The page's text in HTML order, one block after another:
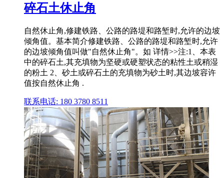
碎石土休止角
自然休止角,修建铁路、公路的路堤和路堑时,允许的边坡
倾角值。基本简介修建铁路、公路的路堤和路堑时,允许
的边坡倾角值叫做"自然休止角"。如 详情>>注:1、本表
中的碎石土,其充填物为坚硬或硬塑状态的粘性土或稍湿
的粉土 2、砂土或碎石土的充填物为砂土时,其边坡容许
值按自然休止角 .
联系电话: 180 3780 8511